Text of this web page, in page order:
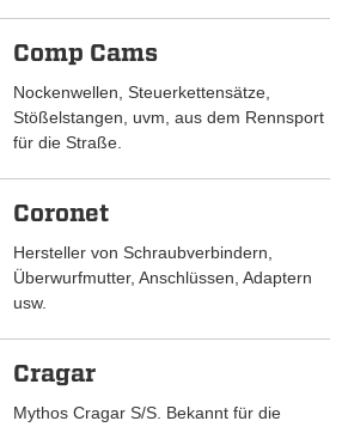
Comp Cams
Nockenwellen, Steuerkettensätze,
Stößelstangen, uvm, aus dem Rennsport
für die Straße.
Coronet
Hersteller von Schraubverbindern,
Überwurfmutter, Anschlüssen, Adaptern
usw.
Cragar
Mythos Cragar S/S. Bekannt für die